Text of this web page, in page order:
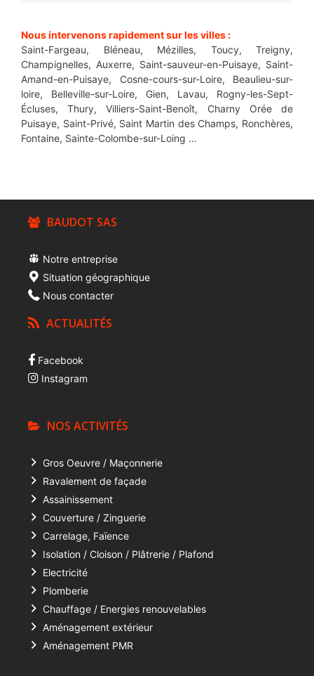
Nous intervenons rapidement sur les villes :
Saint-Fargeau, Bléneau, Mézilles, Toucy, Treigny,
Champignelles, Auxerre, Saint-sauveur-en-Puisaye, Saint-
Amand-en-Puisaye, Cosne-cours-sur-Loire, Beaulieu-sur-
loire, Belleville-sur-Loire, Gien, Lavau, Rogny-les-Sept-
Écluses, Thury, Villiers-Saint-Benoît, Charny Orée de
Puisaye, Saint-Privé, Saint Martin des Champs, Ronchères,
Fontaine, Sainte-Colombe-sur-Loing …
BAUDOT SAS
Notre entreprise
Situation géographique
Nous contacter
ACTUALITÉS
Facebook
Instagram
NOS ACTIVITÉS
Gros Oeuvre / Maçonnerie
Ravalement de façade
Assainissement
Couverture / Zinguerie
Carrelage, Faïence
Isolation / Cloison / Plâtrerie / Plafond
Electricité
Plomberie
Chauffage / Energies renouvelables
Aménagement extérieur
Aménagement PMR